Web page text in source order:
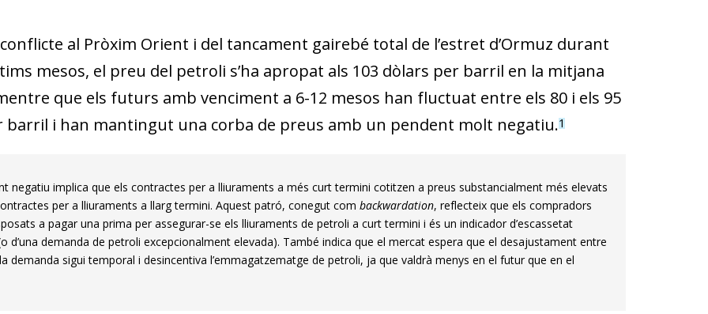
al Pròxim Orient i del tancament gairebé total de l’estret d’Ormuz durant
mesos, el preu del petroli s’ha apropat als 103 dòlars per barril en la mitjana
que els futurs amb venciment a 6-12 mesos han fluctuat entre els 80 i els 95
barril i han mantingut una corba de preus amb un pendent molt negatiu.1
negatiu implica que els contractes per a lliuraments a més curt termini cotitzen a preus substancialment més elevats
per a lliuraments a llarg termini. Aquest patró, conegut com backwardation, reflecteix que els compradors
a pagar una prima per assegurar-se els lliuraments de petroli a curt termini i és un indicador d’escassetat
d’una demanda de petroli excepcionalment elevada). També indica que el mercat espera que el desajustament entre
demanda sigui temporal i desincentiva l’emmagatzematge de petroli, ja que valdrà menys en el futur que en el